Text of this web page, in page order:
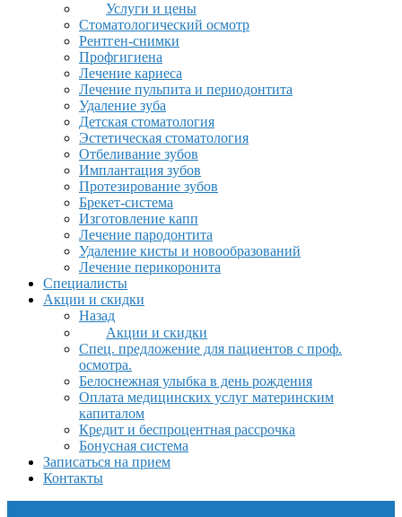
Услуги и цены
Стоматологический осмотр
Рентген-снимки
Профгигиена
Лечение кариеса
Лечение пульпита и периодонтита
Удаление зуба
Детская стоматология
Эстетическая стоматология
Отбеливание зубов
Имплантация зубов
Протезирование зубов
Брекет-система
Изготовление капп
Лечение пародонтита
Удаление кисты и новообразований
Лечение перикоронита
Специалисты
Акции и скидки
Назад
Акции и скидки
Спец. предложение для пациентов с проф.
осмотра.
Белоснежная улыбка в день рождения
Оплата медицинских услуг материнским
капиталом
Кредит и беспроцентная рассрочка
Бонусная система
Записаться на прием
Контакты